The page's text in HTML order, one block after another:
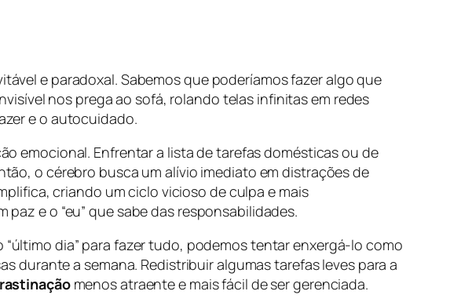
e paradoxal. Sabemos que poderíamos fazer algo que
nos prega ao sofá, rolando telas infinitas em redes
e o autocuidado.
emocional. Enfrentar a lista de tarefas domésticas ou de
o cérebro busca um alívio imediato em distrações de
criando um ciclo vicioso de culpa e mais
e o “eu” que sabe das responsabilidades.
dia” para fazer tudo, podemos tentar enxergá-lo como
durante a semana. Redistribuir algumas tarefas leves para a
menos atraente e mais fácil de ser gerenciada.